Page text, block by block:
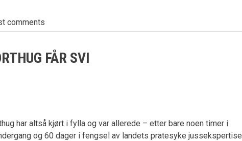
comments
FÅR SVI
har altså kjørt i fylla og var allerede – etter bare noen timer i
og 60 dager i fengsel av landets pratesyke jussekspertise